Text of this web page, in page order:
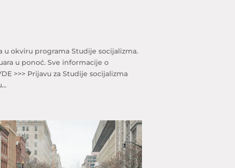
okviru programa Studije socijalizma.
u ponoć. Sve informacije o
>>> Prijavu za Studije socijalizma